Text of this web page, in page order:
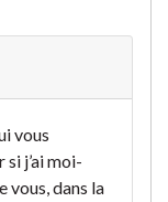
vous
j’ai moi-
vous, dans la